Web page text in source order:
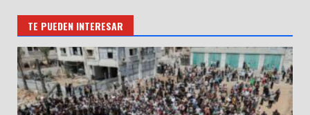
TE PUEDEN INTERESAR